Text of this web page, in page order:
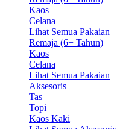
Kaos
Celana
Lihat Semua Pakaian
Remaja (6+ Tahun)
Kaos
Celana
Lihat Semua Pakaian
Aksesoris
Tas
Topi
Kaos Kaki